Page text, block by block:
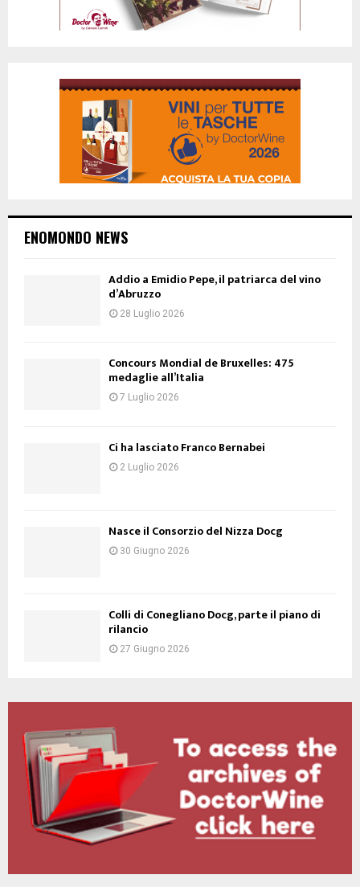
ENOMONDO NEWS
Addio a Emidio Pepe, il patriarca del vino
d’Abruzzo
28 Luglio 2026
Concours Mondial de Bruxelles: 475
medaglie all’Italia
7 Luglio 2026
Ci ha lasciato Franco Bernabei
2 Luglio 2026
Nasce il Consorzio del Nizza Docg
30 Giugno 2026
Colli di Conegliano Docg, parte il piano di
rilancio
27 Giugno 2026